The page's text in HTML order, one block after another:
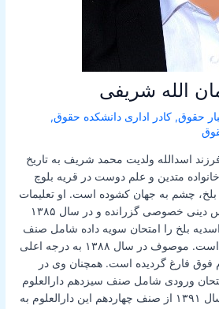
الله شریفی
حقوق,کادر اداری دانشکده حقوق,
اسدالله ولدیت محمد شریف به تاریخ
یک خانواده متدین و علم دوست در قریه بلوچ
بلخ، چشم به جهان کشوده است. او تعلیمات
ابتدائیه خویش را در مدارس دینی خصوصی گزرانده و در سال ۱۳۸۵
بلخ را امتحان سویه داده شامل صنف
دهم این دارالعلوم گردیده است. موصوف در سال ۱۳۸۸ به درجه اعلی
فوق فارغ گردیده است. همچنان وی در
امتحان ورودی شامل صنف سیزدهم دارالعلوم
عالی اسدیه گردیده و در سال ۱۳۹۱ از صنف چهاردهم این دارالعلوم به